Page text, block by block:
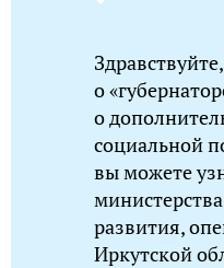
о
о
социальной
вы можете
развития,
Иркутской